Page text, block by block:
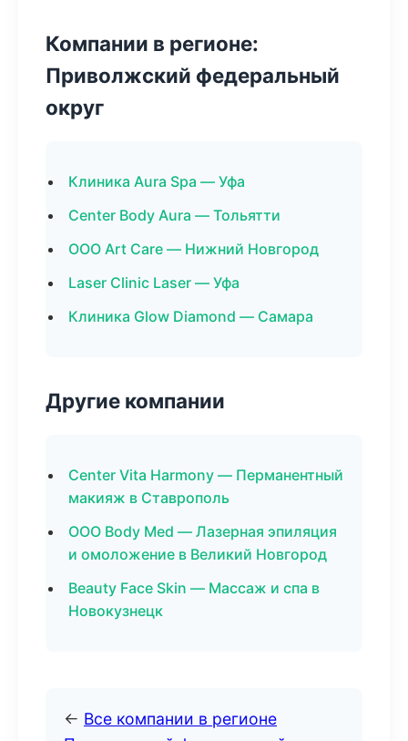
Компании в регионе:
Приволжский федеральный
округ
Клиника Aura Spa — Уфа
Center Body Aura — Тольятти
ООО Art Care — Нижний Новгород
Laser Clinic Laser — Уфа
Клиника Glow Diamond — Самара
Другие компании
Center Vita Harmony — Перманентный
макияж в Ставрополь
ООО Body Med — Лазерная эпиляция
и омоложение в Великий Новгород
Beauty Face Skin — Массаж и спа в
Новокузнецк
← Все компании в регионе